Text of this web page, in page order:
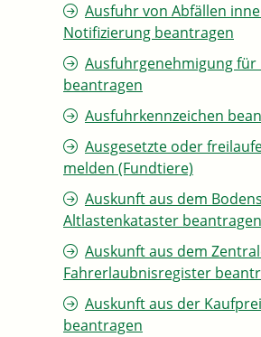
Ausfuhr von Abfällen
Notifizierung beantragen
Ausfuhrgenehmigung
beantragen
Ausfuhrkennzeichen
Ausgesetzte oder
melden (Fundtiere)
Auskunft aus dem
Altlastenkataster beantragen
Auskunft aus dem
Fahrerlaubnisregister
Auskunft aus der
beantragen